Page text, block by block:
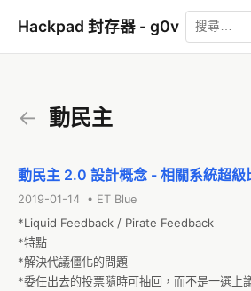
Hackpad 封存器 - g0v
← 動民主
動民主 2.0 設計概念 - 相關系統超級
2019-01-14 • ET Blue
*Liquid Feedback / Pirate Feedback
*特點
*解決代議僵化的問題
*委任出去的投票隨時可抽回，而不是一選上